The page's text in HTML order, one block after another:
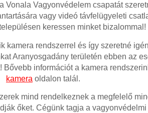
Vonala Vagyonvédelem csapatát
vagy videó távfelügyeleti
keressen minket bizalommal!
kamera rendszerrel és így szeretné
Aranyosgadány területén ebben az
Bővebb információt a kamera
kamera oldalon talál.
mind rendelkeznek a megfelelő
őket. Cégünk tagja a